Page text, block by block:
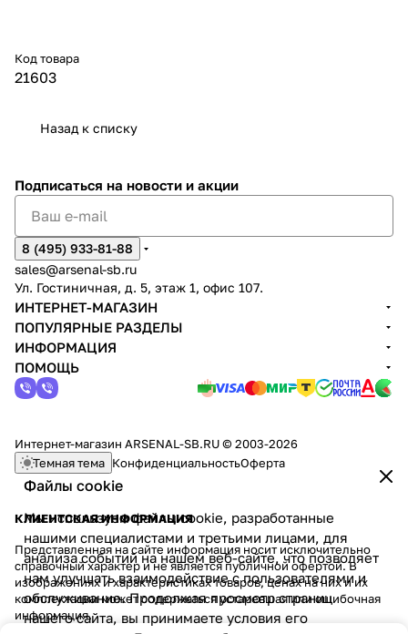
Код товара
21603
Назад к списку
Файлы cookie
Мы используем файлы cookie, разработанные
нашими специалистами и третьими лицами, для
анализа событий на нашем веб-сайте, что позволяет
нам улучшать взаимодействие с пользователями и
обслуживание. Продолжая просмотр страниц
нашего сайта, вы принимаете условия его
Подписаться на новости и акции
8 (495) 933-81-88
sales@arsenal-sb.ru
Ул. Гостиничная, д. 5, этаж 1, офис 107.
ИНТЕРНЕТ-МАГАЗИН
ПОПУЛЯРНЫЕ РАЗДЕЛЫ
ИНФОРМАЦИЯ
ПОМОЩЬ
Интернет-магазин ARSENAL-SB.RU © 2003-2026
Темная тема КонфиденциальностьОферта
КЛИЕНТСКАЯ ИНФОРМАЦИЯ
Представленная на сайте информация носит исключительно
справочный характер и не является публичной офертой. В
изображениях и характеристиках товаров, ценах на них и их
комплектации может содержаться устаревшая или ошибочная
информация.